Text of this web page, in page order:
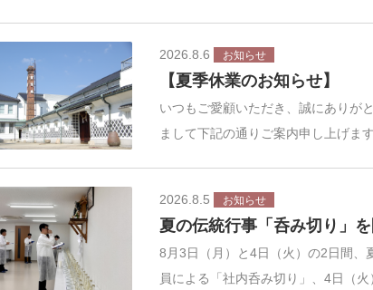
2026.8.6 お知らせ
【夏季休業のお知らせ】
いつもご愛顧いただき、誠にありが
まして下記の通りご案内申し上げま
2026.8.5 お知らせ
夏の伝統行事「呑み切り」
8月3日（月）と4日（火）の2日間、
員による「社内呑み切り」、4日（